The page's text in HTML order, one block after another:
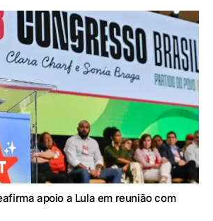
apoio a Lula em reunião com